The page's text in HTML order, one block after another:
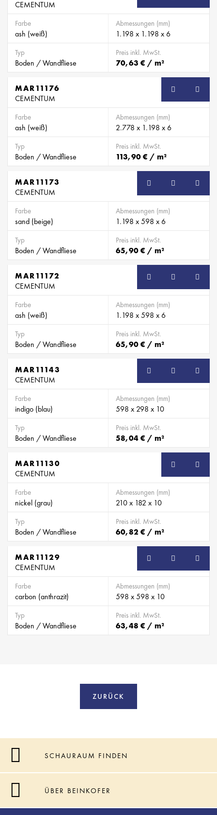
CEMENTUM
Farbe
ash (weiß)
Abmessungen (mm)
1.198 x 1.198 x 6
Typ
Boden / Wandfliese
Preis inkl. MwSt.
70,63 € / m²
MAR11176
CEMENTUM
Farbe
ash (weiß)
Abmessungen (mm)
2.778 x 1.198 x 6
Typ
Boden / Wandfliese
Preis inkl. MwSt.
113,90 € / m²
MAR11173
CEMENTUM
Farbe
sand (beige)
Abmessungen (mm)
1.198 x 598 x 6
Typ
Boden / Wandfliese
Preis inkl. MwSt.
65,90 € / m²
MAR11172
CEMENTUM
Farbe
ash (weiß)
Abmessungen (mm)
1.198 x 598 x 6
Typ
Boden / Wandfliese
Preis inkl. MwSt.
65,90 € / m²
MAR11143
CEMENTUM
Farbe
indigo (blau)
Abmessungen (mm)
598 x 298 x 10
Typ
Boden / Wandfliese
Preis inkl. MwSt.
58,04 € / m²
MAR11130
CEMENTUM
Farbe
nickel (grau)
Abmessungen (mm)
210 x 182 x 10
Typ
Boden / Wandfliese
Preis inkl. MwSt.
60,82 € / m²
MAR11129
CEMENTUM
Farbe
carbon (anthrazit)
Abmessungen (mm)
598 x 598 x 10
Typ
Boden / Wandfliese
Preis inkl. MwSt.
63,48 € / m²
ZURÜCK
SCHAURAUM FINDEN
ÜBER BEINKOFER